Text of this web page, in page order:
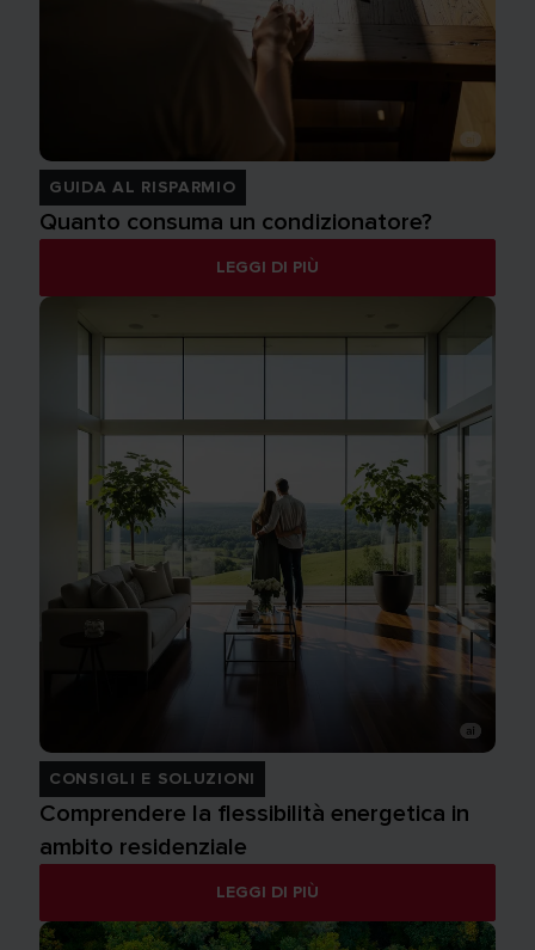
GUIDA AL RISPARMIO
Quanto consuma un condizionatore?
LEGGI DI PIÙ
CONSIGLI E SOLUZIONI
Comprendere la flessibilità energetica in
ambito residenziale
LEGGI DI PIÙ